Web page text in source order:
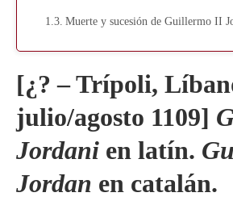
Muerte y sucesión de Guillermo II
[¿? – Trípoli,
julio/agosto 1109]
Jordani en latín.
Jordan en catalán.